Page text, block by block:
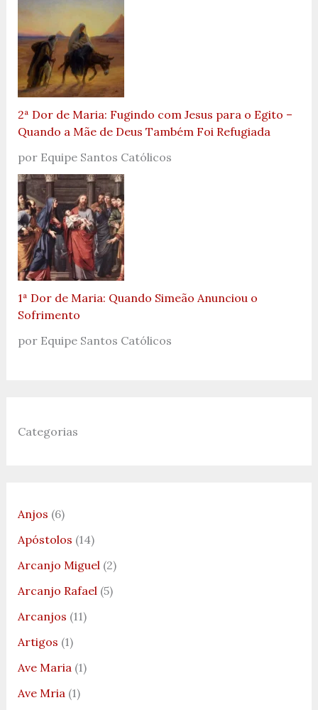
2ª Dor de Maria: Fugindo com Jesus para o Egito –
Quando a Mãe de Deus Também Foi Refugiada
por Equipe Santos Católicos
1ª Dor de Maria: Quando Simeão Anunciou o
Sofrimento
por Equipe Santos Católicos
Categorias
Anjos (6)
Apóstolos (14)
Arcanjo Miguel (2)
Arcanjo Rafael (5)
Arcanjos (11)
Artigos (1)
Ave Maria (1)
Ave Mria (1)